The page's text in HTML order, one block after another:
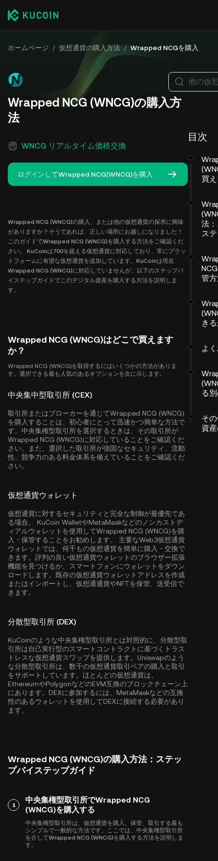
ホームページ / 仮想通貨の購入方法 / Wrapped NCGを購入
Wrapped NCG (WNCG)の購入方
法
WNCG リアルタイム価格交換
ログインしてWrapped NCG(WNCG)を購入
Wrapped NCG (WNCG)の購入、または他の仮想通貨の探求に興味
がありますか？そうであれば、正しい場所にお越しになりました！
このガイドでWrapped NCG (WNCG)を購入する方法をご確認くだ
さい。 KuCoinは700を超える仮想通貨に対応しており、常にプラッ
トフォームに有望な仮想通貨を追加しています。KuCoinは現在
Wrapped NCG (WNCG)に対応していませんが、以下のステップバ
イステップガイドでこのデジタル資産を購入する方法を説明しま
す。
Wrapped NCG (WNCG)はどこで買えます
か？
Wrapped NCG (WNCG)を取得するにはいくつかの方法がありま
す。選択できる最も人気のあるオプションを次に示します。
中央集中型取引所 (CEX)
取引所またはブローカーを通じてWrapped NCG (WNCG)
を購入することは、初心者にとって迅速かつ簡単な方法で
す。中央集権型取引所を選択するときは、その取引所が
Wrapped NCG (WNCG)に対応していることをご確認くだ
さい。また、選択した取引所が強固なセキュリティ、流動
性、競争力のある料金体系を備えていることをご確認くだ
さい。
仮想通貨ウォレット
仮想通貨に対するセキュリティと完全な制御が最優先であ
る場合、 KuCoin WalletやMetaMaskなどのノンカストデ
ィアルウォレットを使用してWrapped NCG (WNCG)を購
入・保管することをお勧めします。 主要なWeb3仮想通貨
ウォレットでは、何千もの仮想通貨を簡単に購入・交換で
きます。評判の良い仮想通貨ウォレットのブラウザー拡張
機能を見つけるか、スマートフォンにウォレットをダウン
ロードします。既存の仮想通貨ウォレットアドレスを作成
またはインポートし、仮想通通貨やNFTを保管、送受信で
きます。
分散型取引所 (DEX)
KuCoinのような中央集権型取引所とは対照的に、分散型取
引所は自己実行型のスマートコントラクトに基づくトラス
トレスな仮想通貨スワップを提供します。Uniswapのよう
な分散型取引所は、数千の仮想通貨取引ペアの購入と取引
をサポートしています。ほとんどの仮想通貨は、
EthereumやPolygonなどのEVM互換のブロックチェーン上
にあります。DEXに参加するには、MetaMaskなどの互換
性のあるウォレットを使用してDEXに接続する必要があり
ます。
Wrapped NCG (WNCG)の購入方法：ステッ
プバイステップガイド
1
中央集権型取引所でWrapped NCG
(WNCG)を購入する
中央集権型取引所は、仮想通貨を購入、保管、取引する最も
シンプルで一般的な方法です。ここでは、中央集権型取引所
を介してWrapped NCG (WNCG)を購入する方法を説明しま
す。
他の仮
目次
買
法
ス
管
き
よ
る
そ
資